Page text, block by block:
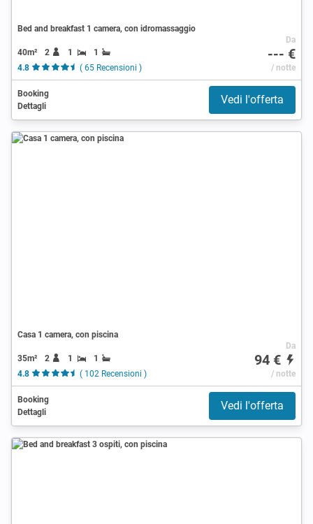
Bed and breakfast 1 camera, con idromassaggio
40m² 2 1
1
4.8
( 65 Recensioni )
Da
--- €
/ notte
Booking
Dettagli
Vedi l'offerta
Casa 1 camera, con piscina
35m² 2 1
1
4.8
( 102 Recensioni )
Da
94 €
/ notte
Booking
Dettagli
Vedi l'offerta